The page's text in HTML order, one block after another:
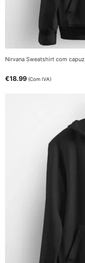
Nirvana Sweatshirt com capuz
€18.99 (Com IVA)